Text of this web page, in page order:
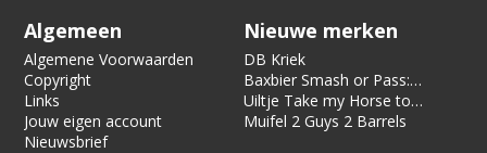
Algemeen
Algemene Voorwaarden
Copyright
Links
Jouw eigen account
Nieuwsbrief
Nieuwe merken
DB Kriek
Baxbier Smash or Pass:
Strata
Uiltje Take my Horse to
the Hotel Room
Muifel 2 Guys 2 Barrels